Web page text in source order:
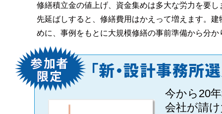
修繕積立金の値上げ、資金集めは多大な労力を要
先延ばしすると、修繕費用はかえって増えます。
めに、事例をもとに大規模修繕の事前準備から分
今から20
会社が請